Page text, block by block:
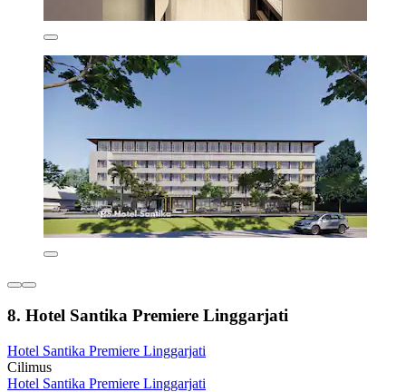
8. Hotel Santika Premiere Linggarjati
Hotel Santika Premiere Linggarjati
Cilimus
Hotel Santika Premiere Linggarjati